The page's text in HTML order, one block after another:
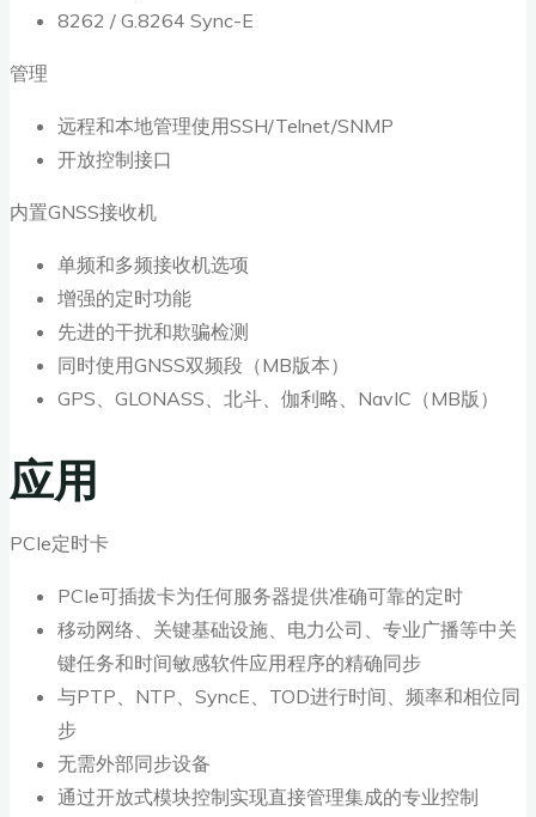
8262 / G.8264 Sync-E
管理
远程和本地管理使用SSH/Telnet/SNMP
开放控制接口
内置GNSS接收机
单频和多频接收机选项
增强的定时功能
先进的干扰和欺骗检测
同时使用GNSS双频段（MB版本）
GPS、GLONASS、北斗、伽利略、NavIC（MB版）
应用
PCIe定时卡
PCIe可插拔卡为任何服务器提供准确可靠的定时
移动网络、关键基础设施、电力公司、专业广播等中关
键任务和时间敏感软件应用程序的精确同步
与PTP、NTP、SyncE、TOD进行时间、频率和相位同
步
无需外部同步设备
通过开放式模块控制实现直接管理集成的专业控制